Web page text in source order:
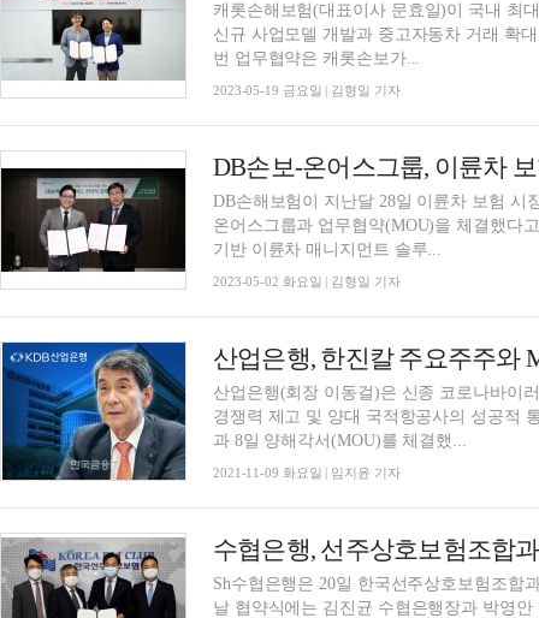
캐롯손해보험(대표이사 문효일)이 국내 최
신규 사업모델 개발과 중고자동차 거래 확
번 업무협약은 캐롯손보가...
2023-05-19 금요일 | 김형일 기자
DB손보-온어스그룹, 이륜차
DB손해보험이 지난달 28일 이륜차 보험 시
온어스그룹과 업무협약(MOU)을 체결했다고 2일 밝혔다. 온어스그룹
기반 이륜차 매니지먼트 솔루...
2023-05-02 화요일 | 김형일 기자
산업은행, 한진칼 주요주주와
산업은행(회장 이동걸)은 신종 코로나바이
경쟁력 제고 및 양대 국적항공사의 성공적
과 8일 양해각서(MOU)를 체결했...
2021-11-09 화요일 | 임지윤 기자
수협은행, 선주상호보험조합
Sh수협은행은 20일 한국선주상호보험조합
날 협약식에는 김진균 수협은행장과 박영